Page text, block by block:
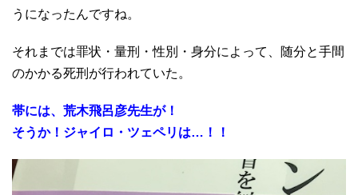
うになったんですね。
それまでは罪状・量刑・性別・身分によって、随分と手間
のかかる死刑が行われていた。
帯には、荒木飛呂彦先生が！
そうか！ジャイロ・ツェペリは…！！